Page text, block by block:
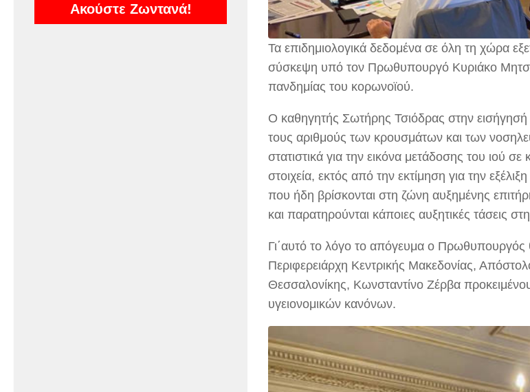
Τα επιδημιολογικά δεδομένα σε όλη τη χώρα
σύσκεψη υπό τον Πρωθυπουργό Κυριάκο
πανδημίας του κορωνοϊού.
Ο καθηγητής Σωτήρης Τσιόδρας στην εισήγησή
τους αριθμούς των κρουσμάτων και των
στατιστικά για την εικόνα μετάδοσης του ιού
στοιχεία, εκτός από την εκτίμηση για την
που ήδη βρίσκονται στη ζώνη αυξημένης
και παρατηρούνται κάποιες αυξητικές τάσεις
Γι΄αυτό το λόγο το απόγευμα ο Πρωθυπουργός
Περιφερειάρχη Κεντρικής Μακεδονίας,
Θεσσαλονίκης, Κωνσταντίνο Ζέρβα
υγειονομικών κανόνων.
Ακούστε Ζωντανά!